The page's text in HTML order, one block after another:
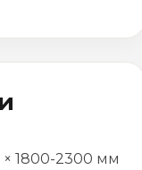
1800-2300 мм